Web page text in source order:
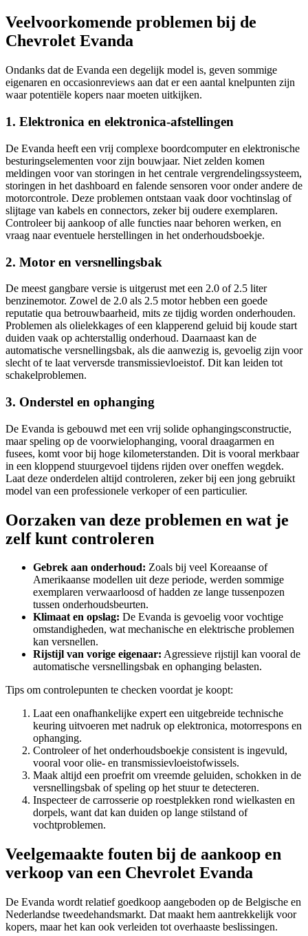
Veelvoorkomende problemen bij de
Chevrolet Evanda
Ondanks dat de Evanda een degelijk model is, geven sommige
eigenaren en occasionreviews aan dat er een aantal knelpunten zijn
waar potentiële kopers naar moeten uitkijken.
1. Elektronica en elektronica-afstellingen
De Evanda heeft een vrij complexe boordcomputer en elektronische
besturingselementen voor zijn bouwjaar. Niet zelden komen
meldingen voor van storingen in het centrale vergrendelingssysteem,
storingen in het dashboard en falende sensoren voor onder andere de
motorcontrole. Deze problemen ontstaan vaak door vochtinslag of
slijtage van kabels en connectors, zeker bij oudere exemplaren.
Controleer bij aankoop of alle functies naar behoren werken, en
vraag naar eventuele herstellingen in het onderhoudsboekje.
2. Motor en versnellingsbak
De meest gangbare versie is uitgerust met een 2.0 of 2.5 liter
benzinemotor. Zowel de 2.0 als 2.5 motor hebben een goede
reputatie qua betrouwbaarheid, mits ze tijdig worden onderhouden.
Problemen als olielekkages of een klapperend geluid bij koude start
duiden vaak op achterstallig onderhoud. Daarnaast kan de
automatische versnellingsbak, als die aanwezig is, gevoelig zijn voor
slecht of te laat verversde transmissievloeistof. Dit kan leiden tot
schakelproblemen.
3. Onderstel en ophanging
De Evanda is gebouwd met een vrij solide ophangingsconstructie,
maar speling op de voorwielophanging, vooral draagarmen en
fusees, komt voor bij hoge kilometerstanden. Dit is vooral merkbaar
in een kloppend stuurgevoel tijdens rijden over oneffen wegdek.
Laat deze onderdelen altijd controleren, zeker bij een jong gebruikt
model van een professionele verkoper of een particulier.
Oorzaken van deze problemen en wat je
zelf kunt controleren
Gebrek aan onderhoud: Zoals bij veel Koreaanse of
Amerikaanse modellen uit deze periode, werden sommige
exemplaren verwaarloosd of hadden ze lange tussenpozen
tussen onderhoudsbeurten.
Klimaat en opslag: De Evanda is gevoelig voor vochtige
omstandigheden, wat mechanische en elektrische problemen
kan versnellen.
Rijstijl van vorige eigenaar: Agressieve rijstijl kan vooral de
automatische versnellingsbak en ophanging belasten.
Tips om controlepunten te checken voordat je koopt:
Laat een onafhankelijke expert een uitgebreide technische
keuring uitvoeren met nadruk op elektronica, motorrespons en
ophanging.
Controleer of het onderhoudsboekje consistent is ingevuld,
vooral voor olie- en transmissievloeistofwissels.
Maak altijd een proefrit om vreemde geluiden, schokken in de
versnellingsbak of speling op het stuur te detecteren.
Inspecteer de carrosserie op roestplekken rond wielkasten en
dorpels, want dat kan duiden op lange stilstand of
vochtproblemen.
Veelgemaakte fouten bij de aankoop en
verkoop van een Chevrolet Evanda
De Evanda wordt relatief goedkoop aangeboden op de Belgische en
Nederlandse tweedehandsmarkt. Dat maakt hem aantrekkelijk voor
kopers, maar het kan ook verleiden tot overhaaste beslissingen.